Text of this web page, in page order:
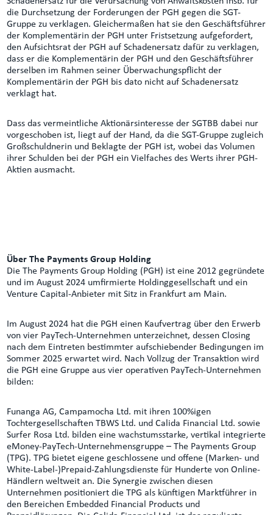
die Durchsetzung der Forderungen der PGH gegen die SGT-
Gruppe zu verklagen. Gleichermaßen hat sie den Geschäftsführer
der Komplementärin der PGH unter Fristsetzung aufgefordert,
den Aufsichtsrat der PGH auf Schadenersatz dafür zu verklagen,
dass er die Komplementärin der PGH und den Geschäftsführer
derselben im Rahmen seiner Überwachungspflicht der
Komplementärin der PGH bis dato nicht auf Schadenersatz
verklagt hat.
Dass das vermeintliche Aktionärsinteresse der SGTBB dabei nur
vorgeschoben ist, liegt auf der Hand, da die SGT-Gruppe zugleich
Großschuldnerin und Beklagte der PGH ist, wobei das Volumen
ihrer Schulden bei der PGH ein Vielfaches des Werts ihrer PGH-
Aktien ausmacht.
Über The Payments Group Holding
Die The Payments Group Holding (PGH) ist eine 2012 gegründete
und im August 2024 umfirmierte Holdinggesellschaft und ein
Venture Capital-Anbieter mit Sitz in Frankfurt am Main.
Im August 2024 hat die PGH einen Kaufvertrag über den Erwerb
von vier PayTech-Unternehmen unterzeichnet, dessen Closing
nach dem Eintreten bestimmter aufschiebender Bedingungen im
Sommer 2025 erwartet wird. Nach Vollzug der Transaktion wird
die PGH eine Gruppe aus vier operativen PayTech-Unternehmen
bilden:
Funanga AG, Campamocha Ltd. mit ihren 100%igen
Tochtergesellschaften TBWS Ltd. und Calida Financial Ltd. sowie
Surfer Rosa Ltd. bilden eine wachstumsstarke, vertikal integrierte
eMoney-PayTech-Unternehmensgruppe – The Payments Group
(TPG). TPG bietet eigene geschlossene und offene (Marken- und
White-Label-)Prepaid-Zahlungsdienste für Hunderte von Online-
Händlern weltweit an. Die Synergie zwischen diesen
Unternehmen positioniert die TPG als künftigen Marktführer in
den Bereichen Embedded Financial Products und